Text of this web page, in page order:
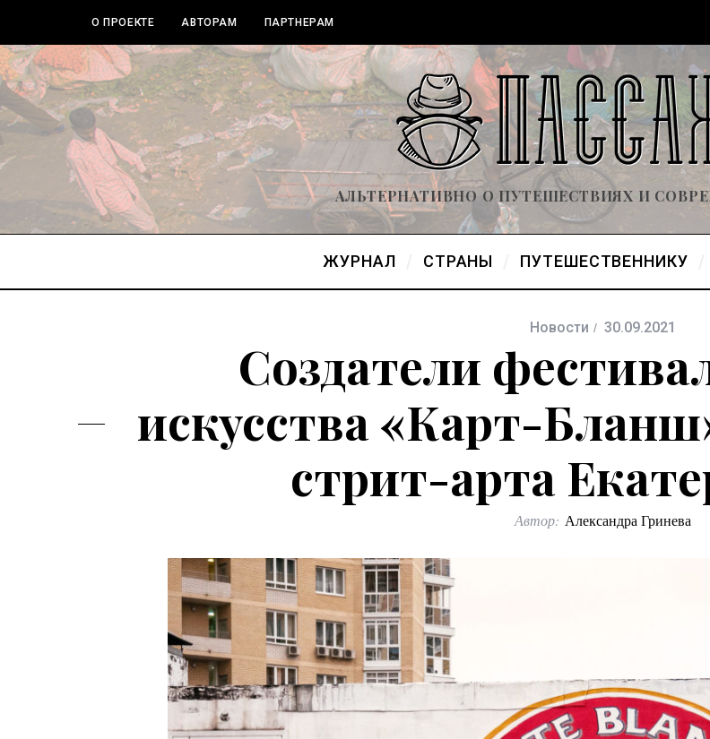
О ПРОЕКТЕ АВТОРАМ ПАРТНЕРАМ
АЛЬТЕРНАТИВНО О ПУТЕШЕСТВИЯХ И
ЖУРНАЛ СТРАНЫ ПУТЕШЕСТВЕННИКУ
Новости 30.09.2021
Создатели
искусствa «Карт-
стрит-арта
Автор: Александра Гринева